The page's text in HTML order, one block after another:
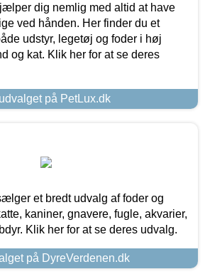
dig nemlig med altid at have
ved hånden. Her finder du et
udstyr, legetøj og foder i høj
og kat. Klik her for at se deres
på PetLux.dk
et bredt udvalg af foder og
kaniner, gnavere, fugle, akvarier,
Klik her for at se deres udvalg.
på DyreVerdenen.dk